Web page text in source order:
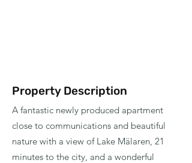
Property Description
A fantastic newly produced apartment
close to communications and beautiful
nature with a view of Lake Mälaren, 21
minutes to the city, and a wonderful